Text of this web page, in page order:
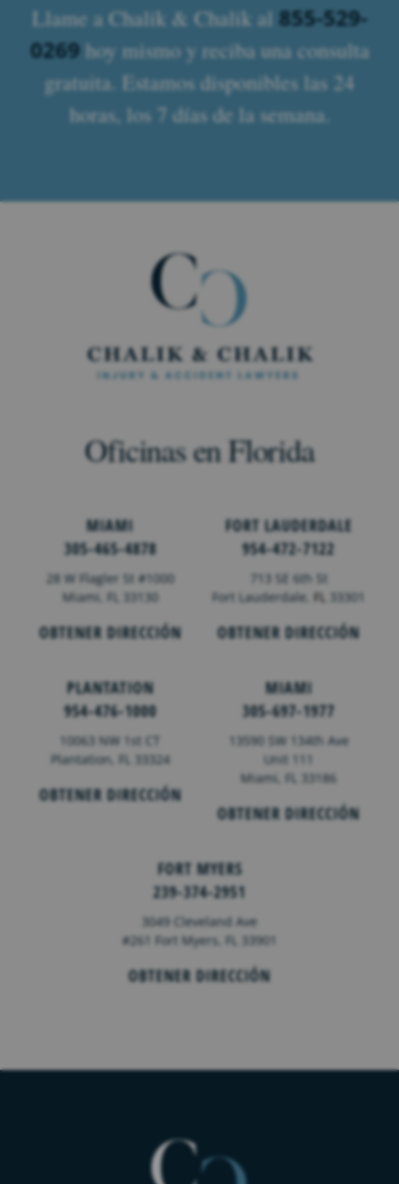
Llame a Chalik & Chalik al 855-529-
0269hoy mismo y reciba una consulta
gratuita. Estamos disponibles las 24
horas, los 7 días de la semana.
Oficinas en Florida
MIAMI
305-465-4878
28 W Flagler St #1000
Miami, FL 33130
OBTENER DIRECCIÓN
FORT LAUDERDALE
954-472-7122
713 SE 6th St
Fort Lauderdale, FL 33301
OBTENER DIRECCIÓN
PLANTATION
954-476-1000
10063 NW 1st CT
Plantation, FL 33324
OBTENER DIRECCIÓN
MIAMI
305-697-1977
13590 SW 134th Ave
Unit 111
Miami, FL 33186
OBTENER DIRECCIÓN
FORT MYERS
239-374-2951
3049 Cleveland Ave
#261 Fort Myers, FL 33901
OBTENER DIRECCIÓN